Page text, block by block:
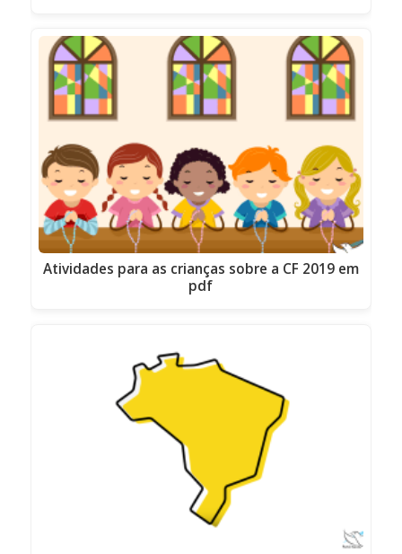
Atividades para as crianças sobre a CF 2019 em
pdf